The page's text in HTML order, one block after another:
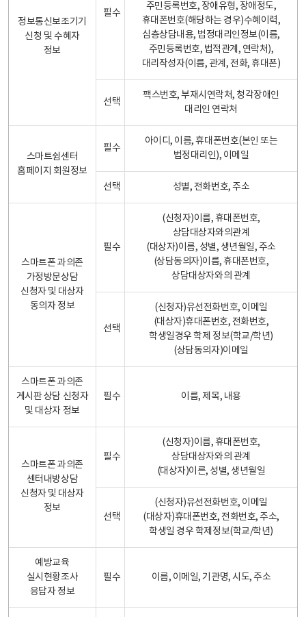
정보통신보조기기
신청 및 수혜자
정보
필수
주민등록번호, 장애유형, 장애정도,
휴대폰번호(해당하는 경우)수혜이력,
심층상담내용, 법정대리인정보(이름,
주민등록번호, 법적관계, 연락처),
대리작성자(이름, 관계, 전화, 휴대폰)
선택
팩스번호, 부재시연락처, 청각장애인
대리인 연락처
스마트쉼센터
홈페이지 회원정보
필수
아이디, 이름, 휴대폰번호(본인 또는
법정대리인), 이메일
선택 성별, 전화번호, 주소
스마트폰 과의존
가정방문상담
신청자 및 대상자
동의자 정보
필수
(신청자)이름, 휴대폰번호,
상담대상자와의관계
(대상자)이름, 성별, 생년월일, 주소
(상담동의자)이름, 휴대폰번호,
상담대상자와의 관계
선택
(신청자)유선전화번호, 이메일
(대상자)휴대폰번호, 전화번호,
학생일경우 학제 정보(학교/학년)
(상담동의자)이메일
스마트폰 과의존
게시판 상담 신청자
및 대상자 정보
필수 이름, 제목, 내용
스마트폰 과의존
센터내방상담
신청자 및 대상자
정보
필수
(신청자)이름, 휴대폰번호,
상담대상자와의 관계
(대상자)이른, 성별, 생년월일
선택
(신청자)유선전화번호, 이메일
(대상자)휴대폰번호, 전화번호, 주소,
학생일 경우 학제정보(학교/학년)
예방교육
실시현황조사
응답자 정보
필수 이름, 이메일, 기관명, 시도, 주소